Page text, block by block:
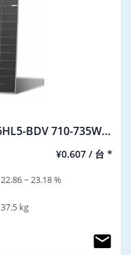
¥0.607 / 台 *
22.86 ~ 23.18 %
37.5 kg